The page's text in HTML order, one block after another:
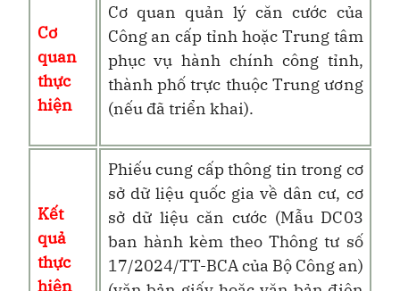
Cơ
quan
thực
hiện
Cơ quan quản lý căn cước của
Công an cấp tỉnh hoặc Trung tâm
phục vụ hành chính công tỉnh,
thành phố trực thuộc Trung ương
(nếu đã triển khai).
Kết
quả
thực
hiện
Phiếu cung cấp thông tin trong cơ
sở dữ liệu quốc gia về dân cư, cơ
sở dữ liệu căn cước (Mẫu DC03
ban hành kèm theo Thông tư số
17/2024/TT-BCA của Bộ Công an)